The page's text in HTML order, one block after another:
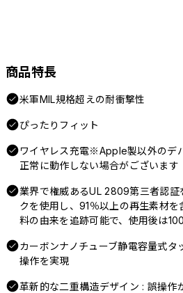
商品特長
米軍MIL規格超えの耐衝撃性
ぴったりフィット
ワイヤレス充電※Apple製以外のデ
正常に動作しない場合がございます
業界で権威あるUL 2809第三者認
クを使用し、91％以上の再生素材
料の由来を追跡可能で、使用後は
カーボンナノチューブ静電容量式
操作を実現
革新的な二重構造デザイン : 誤操作